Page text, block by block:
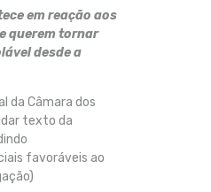
em reação aos
querem tornar
desde a